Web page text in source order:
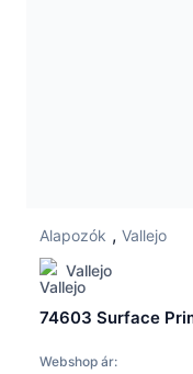
Alapozók , Vallejo
Vallejo
Webshop ár: